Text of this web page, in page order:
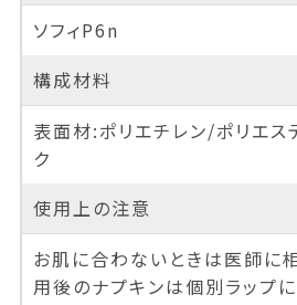
ソフィP6n
構成材料
表面材:ポリエチレン/ポリエ
ク
使用上の注意
お肌に合わないときは医師に
用後のナプキンは個別ラップ